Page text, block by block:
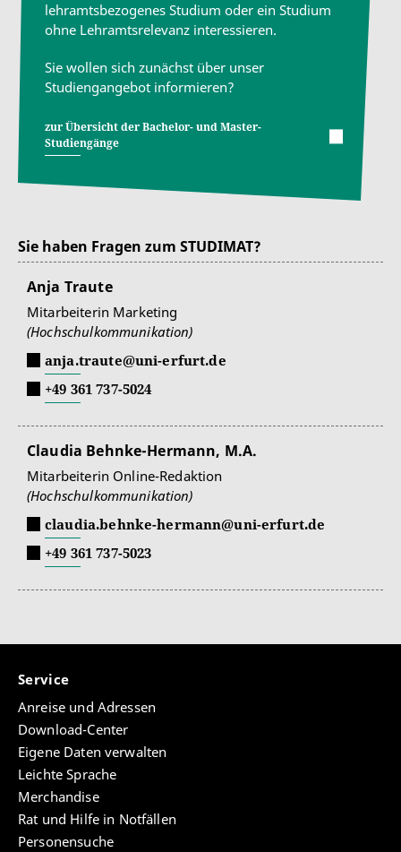
lehramtsbezogenes Studium oder ein Studium
ohne Lehramtsrelevanz interessieren.
Sie wollen sich zunächst über unser
Studiengangebot informieren?
zur Übersicht der Bachelor- und Master-
Studiengänge
Sie haben Fragen zum STUDIMAT?
Anja Traute
Mitarbeiterin Marketing
(Hochschulkommunikation)
anja.traute@uni-erfurt.de
+49 361 737-5024
Claudia Behnke-Hermann, M.A.
Mitarbeiterin Online-Redaktion
(Hochschulkommunikation)
claudia.behnke-hermann@uni-erfurt.de
+49 361 737-5023
Service
Anreise und Adressen
Download-Center
Eigene Daten verwalten
Leichte Sprache
Merchandise
Rat und Hilfe in Notfällen
Personensuche